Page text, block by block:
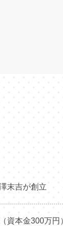
末吉が創立
資本金300万円